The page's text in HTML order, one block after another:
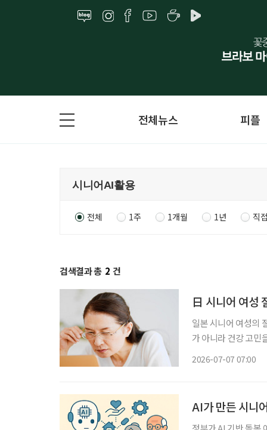
전체뉴스 피플
전체 1주 1개월 1년 직
검색결과 총 2 건
日 시니어 여성
일본 시니어 여성의
가 아니라 건강 고민을
2026-07-07 07:00
AI가 만든 시니